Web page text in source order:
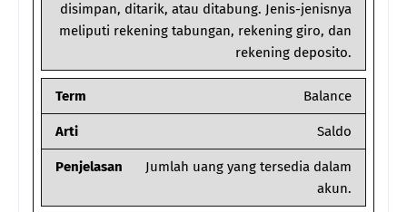
disimpan, ditarik, atau ditabung. Jenis-jenisnya
meliputi rekening tabungan, rekening giro, dan
rekening deposito.
Term Balance
Arti Saldo
Penjelasan
Jumlah uang yang tersedia dalam
akun.